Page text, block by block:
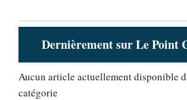
Dernièrement sur Le Point
Aucun article actuellement disponible
catégorie